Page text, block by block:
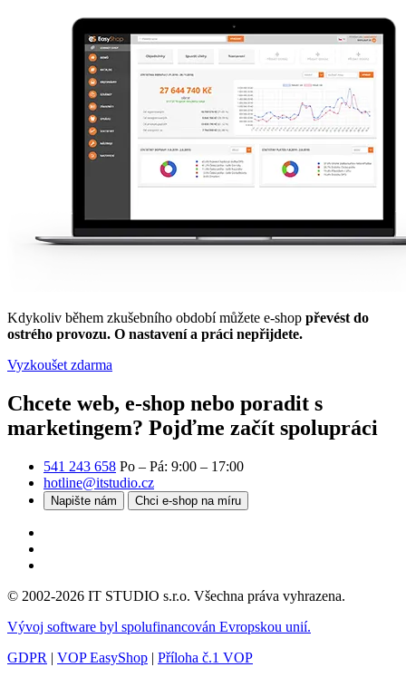
Kdykoliv během zkušebního období můžete e-shop převést do
ostrého provozu. O nastavení a práci nepřijdete.
Vyzkoušet zdarma
Chcete web, e-shop nebo poradit s
marketingem? Pojďme začít spolupráci
541 243 658 Po – Pá: 9:00 – 17:00
hotline@itstudio.cz
Napište nám Chci e-shop na míru
© 2002-2026 IT STUDIO s.r.o. Všechna práva vyhrazena.
Vývoj software byl spolufinancován Evropskou unií.
GDPR | VOP EasyShop | Příloha č.1 VOP